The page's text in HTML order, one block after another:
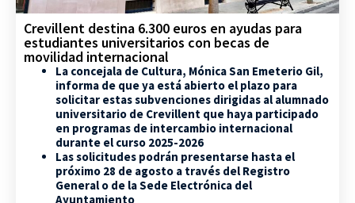
Crevillent destina 6.300 euros en ayudas para
estudiantes universitarios con becas de
movilidad internacional
La concejala de Cultura, Mónica San Emeterio Gil,
informa de que ya está abierto el plazo para
solicitar estas subvenciones dirigidas al alumnado
universitario de Crevillent que haya participado
en programas de intercambio internacional
durante el curso 2025-2026
Las solicitudes podrán presentarse hasta el
próximo 28 de agosto a través del Registro
General o de la Sede Electrónica del
Ayuntamiento